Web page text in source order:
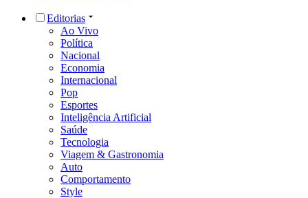
Editorias
Ao Vivo
Política
Nacional
Economia
Internacional
Pop
Esportes
Inteligência Artificial
Saúde
Tecnologia
Viagem & Gastronomia
Auto
Comportamento
Style